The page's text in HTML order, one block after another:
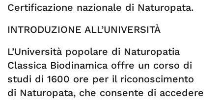
Certificazione nazionale di Naturopata.
INTRODUZIONE ALL’UNIVERSITÀ
L’Università popolare di Naturopatia
Classica Biodinamica offre un corso di
studi di 1600 ore per il riconoscimento
di Naturopata, che consente di accedere